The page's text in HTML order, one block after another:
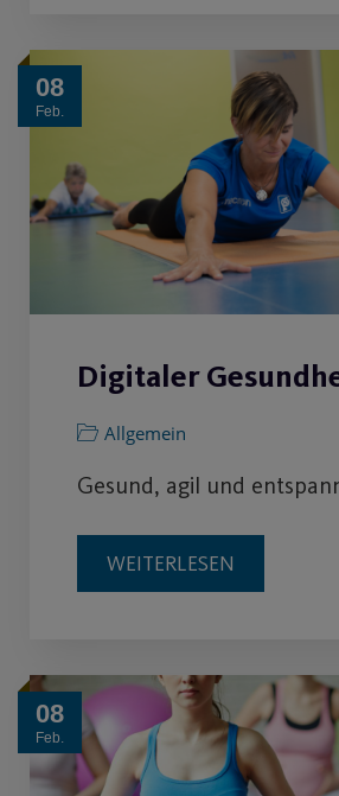
08
Feb.
Digitaler
Allgemein
Gesund, agil und
WEITERLESEN
08
Feb.